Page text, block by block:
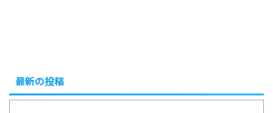
最新の投稿